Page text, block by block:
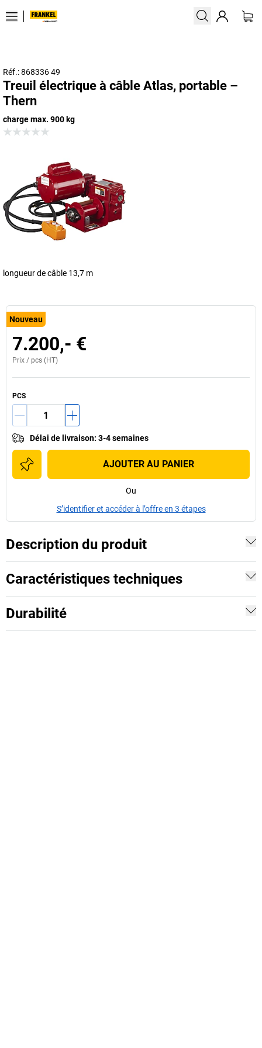
Réf.: 868336 49
Treuil électrique à câble Atlas, portable –
Thern
charge max. 900 kg
longueur de câble 13,7 m
Nouveau
7.200,- €
Prix / pcs (HT)
PCS
Délai de livraison: 3-4 semaines
AJOUTER AU PANIER
Ou
S’identifier et accéder à l’offre en 3 étapes
Description du produit
Caractéristiques techniques
Durabilité